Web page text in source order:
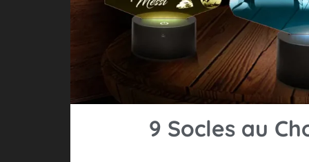
9 Socles au